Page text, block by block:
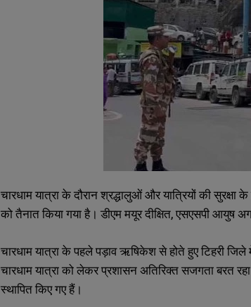
N
e
*
m
a
N
e
*
m
a
चारधाम यात्रा के दौरान श्रद्धालुओं और यात्रियों की
को तैनात किया गया है। डीएम मयूर दीक्षित, एसएसपी आयुष
चारधाम यात्रा के पहले पड़ाव ऋषिकेश से होते हुए टिहरी
चारधाम यात्रा को लेकर प्रशासन अतिरिक्त सजगता बरत
स्थापित किए गए हैं।